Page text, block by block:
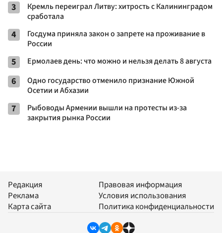
3
Кремль переиграл Литву: хитрость с Калининградом
сработала
4
Госдума приняла закон о запрете на проживание в
России
5 Ермолаев день: что можно и нельзя делать 8 августа
6
Одно государство отменило признание Южной
Осетии и Абхазии
7
Рыбоводы Армении вышли на протесты из-за
закрытия рынка России
Редакция
Реклама
Карта сайта
Правовая информация
Условия использования
Политика конфиденциальности